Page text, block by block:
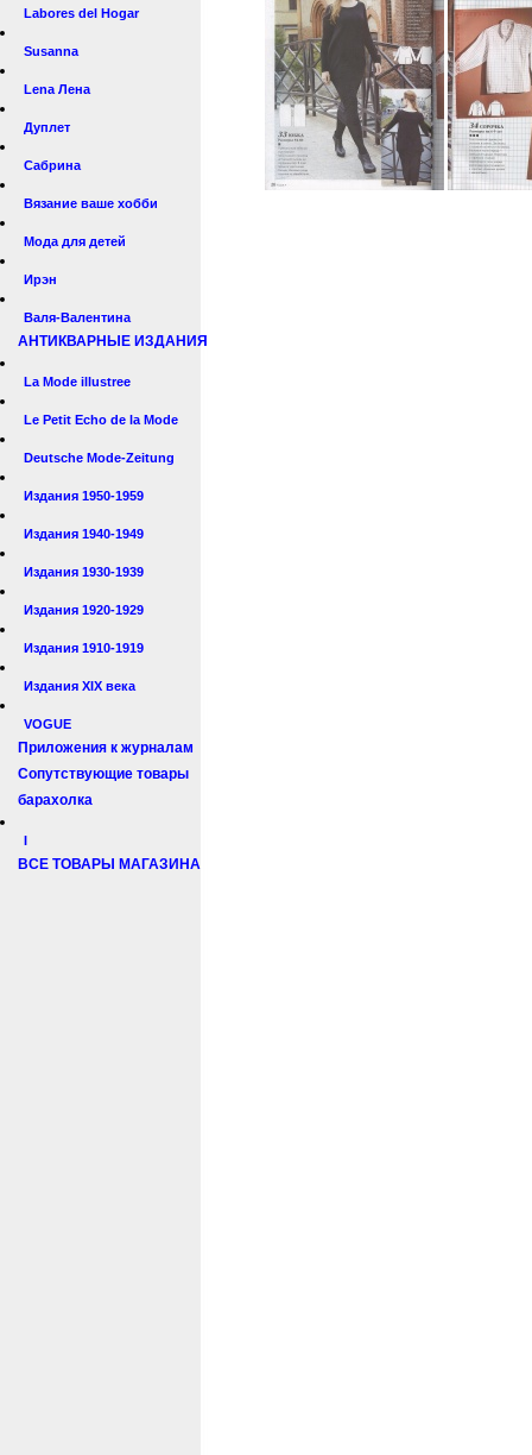
Labores del Hogar
Susanna
Lena Лена
Дуплет
Сабрина
Вязание ваше хобби
Мода для детей
Ирэн
Валя-Валентина
АНТИКВАРНЫЕ ИЗДАНИЯ
La Mode illustree
Le Petit Echo de la Mode
Deutsche Mode-Zeitung
Издания 1950-1959
Издания 1940-1949
Издания 1930-1939
Издания 1920-1929
Издания 1910-1919
Издания XIX века
VOGUE
Приложения к журналам
Сопутствующие товары
барахолка
I
ВСЕ ТОВАРЫ МАГАЗИНА